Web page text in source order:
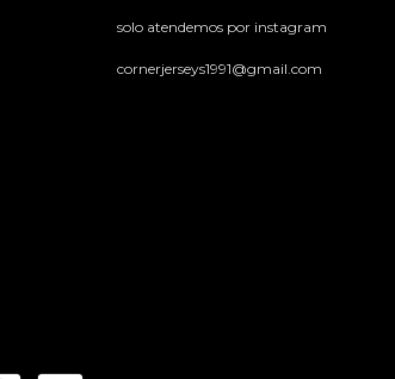
solo atendemos por instagram
cornerjerseys1991@gmail.com